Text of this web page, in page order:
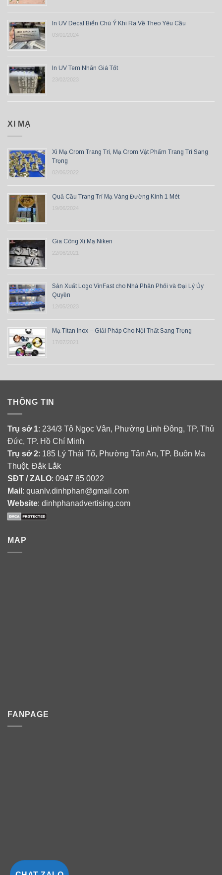
In UV Decal Biển Chú Ý Khi Ra Về Theo Yêu Cầu
03/01/2024
In UV Tem Nhãn Giá Tốt
23/02/2023
XI MẠ
Xi Mạ Crom Trang Trí, Mạ Crom Vật Phẩm Trang Trí Sang
Trọng
02/06/2022
Quả Cầu Trang Trí Mạ Vàng Đường Kính 1 Mét
19/06/2024
Gia Công Xi Mạ Niken
22/06/2021
Sản Xuất Logo VinFast cho Nhà Phân Phối và Đại Lý Ủy
Quyền
12/05/2023
Mạ Titan Inox – Giải Pháp Cho Nội Thất Sang Trọng
17/07/2021
THÔNG TIN
Trụ sở 1: 234/3 Tô Ngọc Vân, Phường Linh Đông, TP. Thủ
Đức, TP. Hồ Chí Minh
Trụ sở 2: 185 Lý Thái Tổ, Phường Tân An, TP. Buôn Ma
Thuột, Đắk Lắk
SĐT / ZALO: 0947 85 0022
Mail : quanlv.dinhphan@gmail.com
Website: dinhphanadvertising.com
MAP
FANPAGE